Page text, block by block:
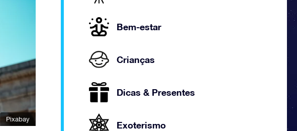
Pixabay
Bem-estar
Crianças
Dicas & Presentes
Exoterismo